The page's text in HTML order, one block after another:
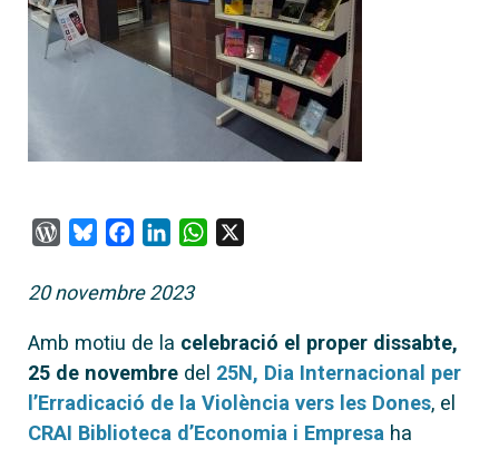
WordPress
BlueskyFacebook
LinkedInWhatsApp
20 novembre 2023
Amb motiu de la celebració el proper dissabte,
25 de novembre del 25N, Dia Internacional per
l’Erradicació de la Violència vers les Dones, el
CRAI Biblioteca d’Economia i Empresa ha